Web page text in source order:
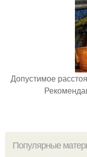
Допустимое
Популярные